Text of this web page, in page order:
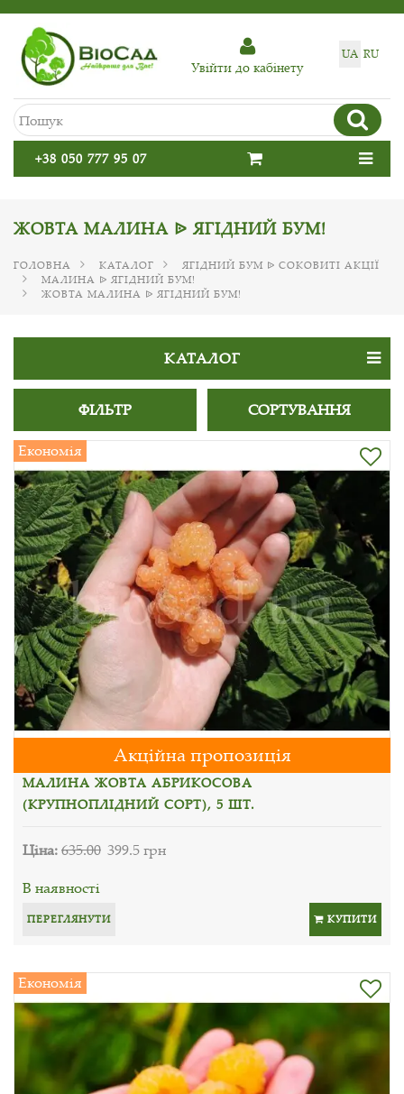
UA RU
Увiйти до кабiнету
+38 050 777 95 07
ЖОВТА МАЛИНА ᐉ ЯГІДНИЙ БУМ!
ГОЛОВНА КАТАЛОГ
ЯГІДНИЙ БУМ ᐉ СОКОВИТІ АКЦІЇ
МАЛИНА ᐉ ЯГІДНИЙ БУМ!
ЖОВТА МАЛИНА ᐉ ЯГІДНИЙ БУМ!
КАТАЛОГ
ФІЛЬТР СОРТУВАННЯ
Економія
Акційна пропозиція
МАЛИНА ЖОВТА АБРИКОСОВА
(КРУПНОПЛІДНИЙ СОРТ), 5 ШТ.
Ціна:635.00 399.5 грн
В наявності
ПЕРЕГЛЯНУТИ КУПИТИ
Економія